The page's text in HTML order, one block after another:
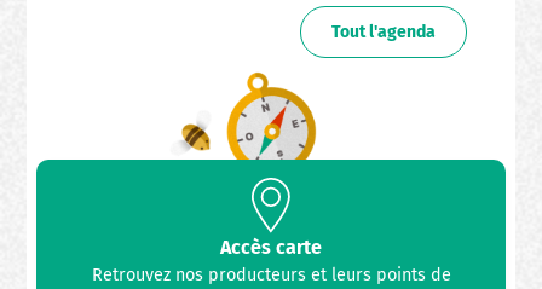
Tout l'agenda
Accès carte
Retrouvez nos producteurs et leurs points de